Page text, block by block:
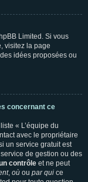
Limited. Si vous
visitez la page
idées proposées ou
concernant ce
« L’équipe du
avec le propriétaire
un service gratuit est
de gestion ou des
contrôle et ne peut
, où ou par qui ce